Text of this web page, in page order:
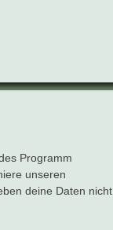
Programm
unseren
deine Daten nicht